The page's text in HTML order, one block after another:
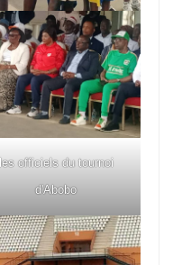
les officiels du tournoi
d'Abobo